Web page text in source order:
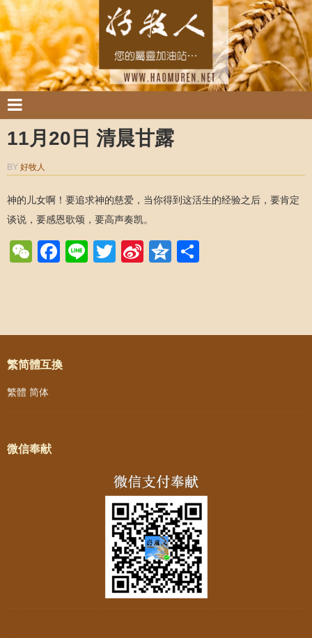
11月20日 清晨甘露
BY 好牧人
神的儿女啊！要追求神的慈爱，当你得到这活生的经验之后，要肯定
谈说，要感恩歌颂，要高声奏凯。
WeChat
Facebook
LineTwitter
SinaQzone
Post navigation
繁简體互換
繁體 简体
微信奉献